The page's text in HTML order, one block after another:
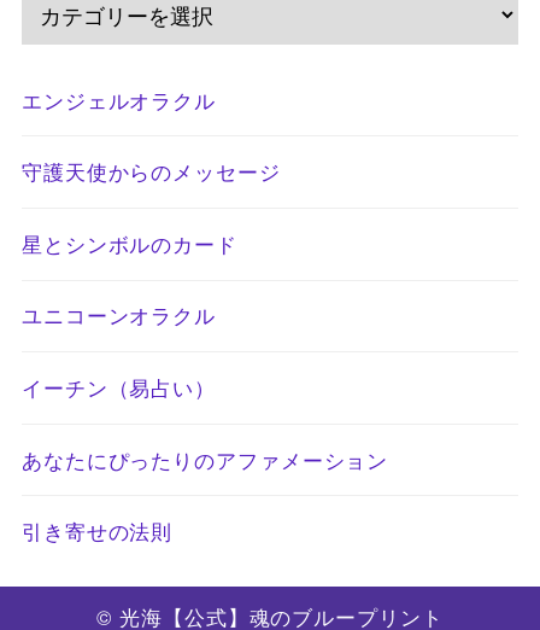
エンジェルオラクル
守護天使からのメッセージ
星とシンボルのカード
ユニコーンオラクル
イーチン（易占い）
あなたにぴったりのアファメーション
引き寄せの法則
© 光海【公式】魂のブループリント